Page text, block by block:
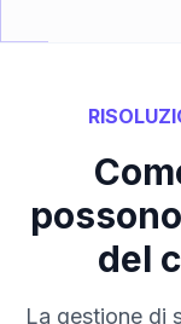
del
La gestione di